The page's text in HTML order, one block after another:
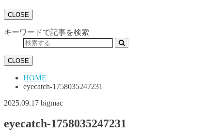
CLOSE
キーワードで記事を検索
CLOSE
HOME
eyecatch-1758035247231
2025.09.17 bigmac
eyecatch-1758035247231